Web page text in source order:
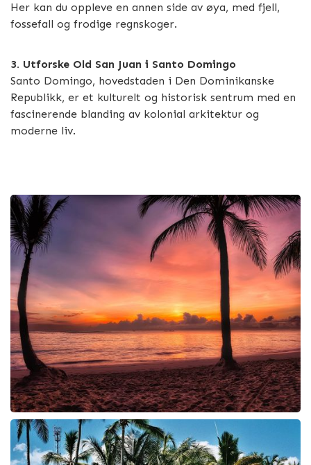
Her kan du oppleve en annen side av øya, med fjell,
fossefall og frodige regnskoger.
3. Utforske Old San Juan i Santo Domingo
Santo Domingo, hovedstaden i Den Dominikanske
Republikk, er et kulturelt og historisk sentrum med en
fascinerende blanding av kolonial arkitektur og
moderne liv.